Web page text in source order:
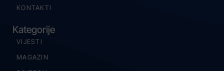
KONTAKTI
Kategorije
VIJESTI
MAGAZIN